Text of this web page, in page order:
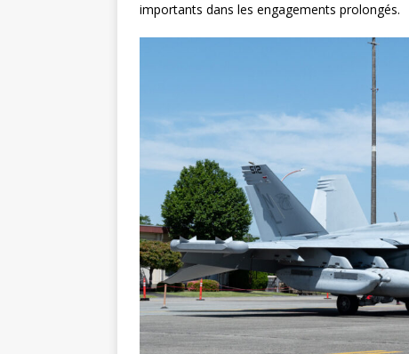
importants dans les engagements prolongés.